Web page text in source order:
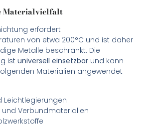
Materialvielfalt
erfordert
von etwa 200°C und ist daher
Metalle beschränkt. Die
istuniversell einsetzbar und kann
Materialien angewendet
Leichtlegierungen
und Verbundmaterialien